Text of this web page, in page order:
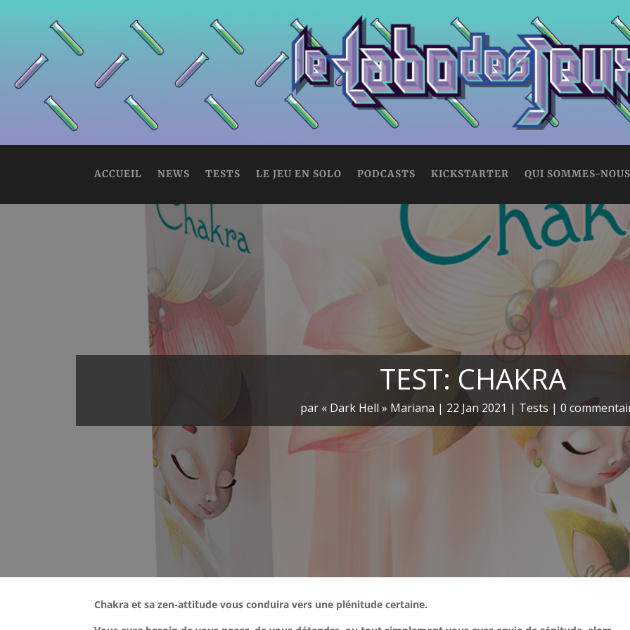
ACCUEIL NEWS TESTS LE JEU EN SOLO PODCASTS KICKSTARTER QUI SOMMES-
TEST: CHAKRA
par « Dark Hell » Mariana | 22 Jan 2021 | Tests | 0
Chakra et sa zen-attitude vous conduira vers une plénitude certaine.